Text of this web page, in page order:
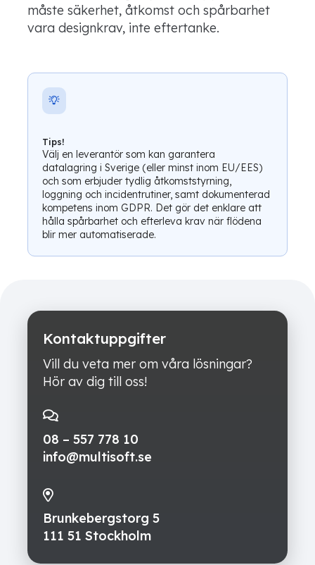
måste säkerhet, åtkomst och spårbarhet
vara designkrav, inte eftertanke.
Tips!
Välj en leverantör som kan garantera
datalagring i Sverige (eller minst inom EU/EES)
och som erbjuder tydlig åtkomststyrning,
loggning och incidentrutiner, samt dokumenterad
kompetens inom GDPR. Det gör det enklare att
hålla spårbarhet och efterleva krav när flödena
blir mer automatiserade.
Kontaktuppgifter
Vill du veta mer om våra lösningar?
Hör av dig till oss!
08 – 557 778 10
info@multisoft.se
Brunkebergstorg 5
111 51 Stockholm